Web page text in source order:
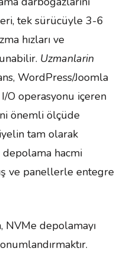
tek sürücüyle 3-6
hızları ve
Uzmanlarin
WordPress/Joomla
O operasyonu içeren
önemli ölçüde
tam olarak
depolama hacmi
ve panellerle entegre
NVMe depolamayı